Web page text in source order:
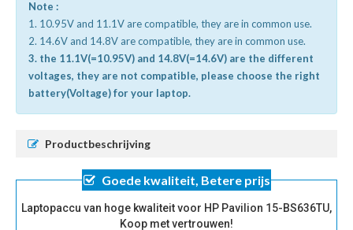
Note :
1. 10.95V and 11.1V are compatible, they are in common use.
2. 14.6V and 14.8V are compatible, they are in common use.
3. the 11.1V(=10.95V) and 14.8V(=14.6V) are the different
voltages, they are not compatible, please choose the right
battery(Voltage) for your laptop.
Productbeschrijving
Goede kwaliteit, Betere prijs
Laptopaccu van hoge kwaliteit voor HP Pavilion 15-BS636TU,
Koop met vertrouwen!